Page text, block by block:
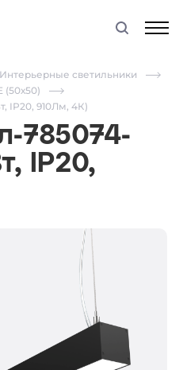
Интерьерные светильники
(50х50)
IP20, 910Лм, 4К)
785074-
IP20,